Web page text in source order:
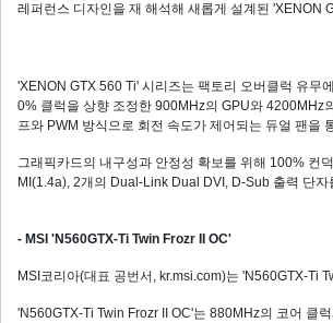
레퍼런스 디자인을 재 해석해 새롭게 설계된 'XENON
'XENON GTX 560 Ti' 시리즈는 팩토리 오버클럭 유무
0% 클럭을 상향 조정한 900MHz의 GPU와 4200MHz
프와 PWM 방식으로 회전 속도가 제어되는 듀얼 팬을
그래픽카드의 내구성과 안정성 확보를 위해 100% 컨
MI(1.4a), 2개의 Dual-Link Dual DVI, D-Sub 출력 단자
- MSI 'N560GTX-Ti Twin Frozr II OC'
MSI코리아(대표 공번서, kr.msi.com)는 'N560GTX-Ti
'N560GTX-Ti Twin Frozr II OC'는 880MHz의 코어 클